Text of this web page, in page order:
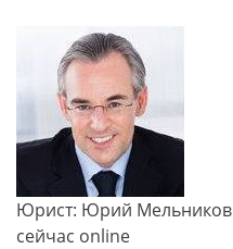
Юрист: Юрий Мельников
сейчас online